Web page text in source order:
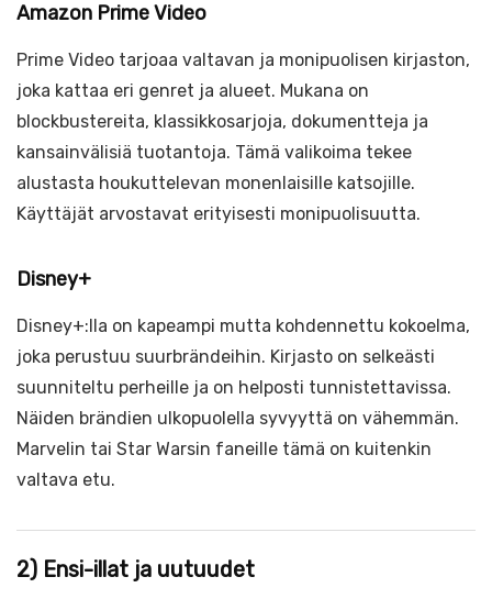
Amazon Prime Video
Prime Video tarjoaa valtavan ja monipuolisen kirjaston,
joka kattaa eri genret ja alueet. Mukana on
blockbustereita, klassikkosarjoja, dokumentteja ja
kansainvälisiä tuotantoja. Tämä valikoima tekee
alustasta houkuttelevan monenlaisille katsojille.
Käyttäjät arvostavat erityisesti monipuolisuutta.
Disney+
Disney+:lla on kapeampi mutta kohdennettu kokoelma,
joka perustuu suurbrändeihin. Kirjasto on selkeästi
suunniteltu perheille ja on helposti tunnistettavissa.
Näiden brändien ulkopuolella syvyyttä on vähemmän.
Marvelin tai Star Warsin faneille tämä on kuitenkin
valtava etu.
2) Ensi-illat ja uutuudet